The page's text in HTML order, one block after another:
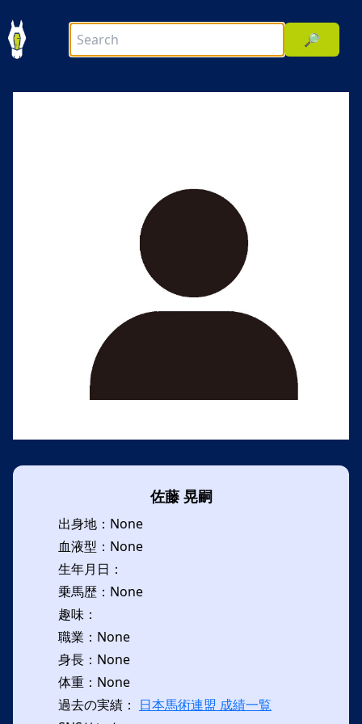
🔎
佐藤 晃嗣
出身地：None
血液型：None
生年月日：
乗馬歴：None
趣味：
職業：None
身長：None
体重：None
過去の実績： 日本馬術連盟 成績一覧